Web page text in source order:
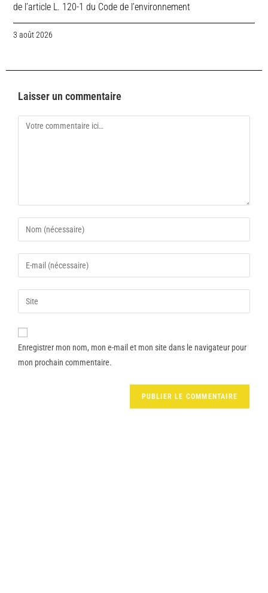
de l’article L. 120-1 du Code de l’environnement
3 août 2026
Laisser un commentaire
Enregistrer mon nom, mon e-mail et mon site dans le navigateur pour
mon prochain commentaire.